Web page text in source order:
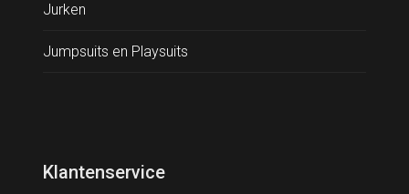
Jurken
Jumpsuits en Playsuits
Klantenservice